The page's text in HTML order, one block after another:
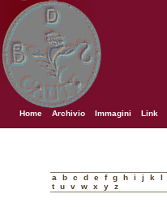
Home Archivio Immagini Link
a b c d e f g h i j k l
t
u v w x y z